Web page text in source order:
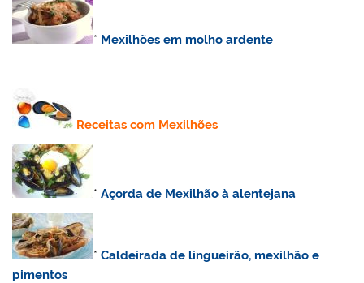
* Mexilhões em molho ardente
Receitas com Mexilhões
*Açorda de Mexilhão à alentejana
*Caldeirada de lingueirão, mexilhão e
pimentos